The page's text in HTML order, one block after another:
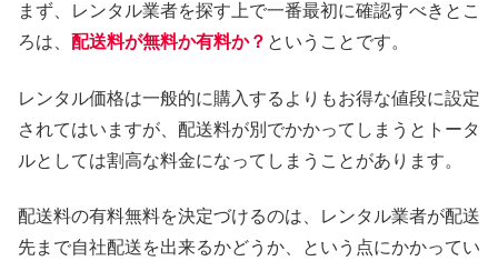
まず、レンタル業者を探す上で一番最初に確認すべきとこ
ろは、 配送料が無料か有料か？ ということです。
レンタル価格は一般的に購入するよりもお得な値段に設定
されてはいますが、配送料が別でかかってしまうとトータ
ルとしては割高な料金になってしまうことがあります。
配送料の有料無料を決定づけるのは、レンタル業者が配送
先まで自社配送を出来るかどうか、という点にかかってい